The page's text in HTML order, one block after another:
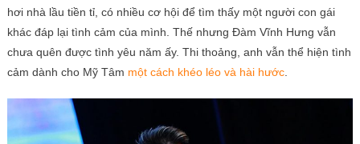
hơi nhà lầu tiền tỉ, có nhiều cơ hội để tìm thấy một người con gái
khác đáp lại tình cảm của mình. Thế nhưng Đàm Vĩnh Hưng vẫn
chưa quên được tình yêu năm ấy. Thi thoảng, anh vẫn thể hiện tình
cảm dành cho Mỹ Tâm một cách khéo léo và hài hước.